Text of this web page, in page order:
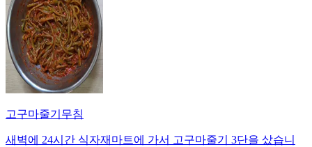
고구마줄기무침
새벽에 24시간 식자재마트에 가서 고구마줄기 3단을 샀습니